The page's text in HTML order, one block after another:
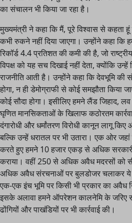
का संचालन भी किया जा रहा है।
मुख्यमंत्री ने कहा कि मैं, पूरे विश्वास से कहता
कभी रुकने नहीं दिया जाएगा। उन्होंने कहा कि
रिकॉर्ड 4.4 प्रतिशत की कमी की है, जो
विपक्ष को यह सच दिखाई नहीं देता, क्योंकि
राजनीति आती है। उन्होंने कहा कि देवभूमि
होगा, न ही डेमोग्राफी से कोई समझौता किया
कोई सौदा होगा। इसीलिए हमने लैंड जिहाद,
घृणित मानसिकताओं के खिलाफ कठोरतम
दंगारोधी और धर्मांतरण विरोधी कानून लागू
बल्कि उन्हें धरातल पर भी उतारा। एक ओर
करते हुए हमने 10 हजार एकड़ से अधिक
कराया। वहीं 250 से अधिक अवैध मदरसों
अधिक अवैध संरचनाओं पर बुलडोजर चलाकर ये
एक-एक इंच भूमि पर किसी भी प्रकार का अवैध
इसके अलावा हमने ऑपरेशन कालनेमि के जरिए
ढोंगियों और पाखंडियों पर भी कार्रवाई की।